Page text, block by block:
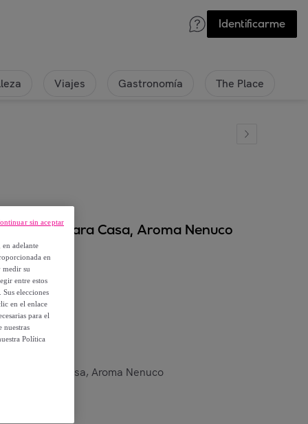
Identificarme
Viajes Gastronomía The Place
para Casa, Aroma Nenuco
para Casa, Aroma Nenuco
adelante
en
medir su
entre estos
elecciones
en el enlace
para el
nuestras
Política
sin aceptar